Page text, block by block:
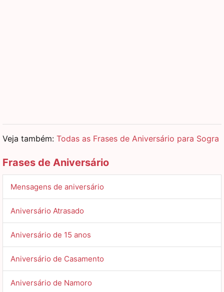
Veja também: Todas as Frases de Aniversário para Sogra
Frases de Aniversário
Mensagens de aniversário
Aniversário Atrasado
Aniversário de 15 anos
Aniversário de Casamento
Aniversário de Namoro